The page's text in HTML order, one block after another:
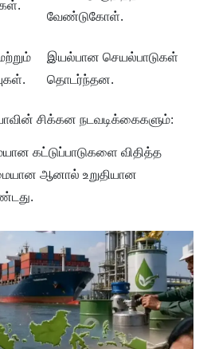
வேண்டுகோள்.
இயல்பான செயல்பாடுகள்
தொடர்ந்தன.
சிக்கன நடவடிக்கைகளும்:
கட்டுப்பாடுகளை விதித்த
ஆனால் உறுதியான